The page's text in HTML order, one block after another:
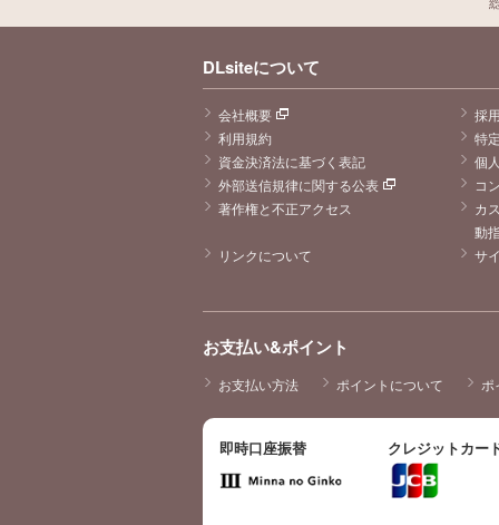
DLsiteについて
会社概要
採
利用規約
特
資金決済法に基づく表記
個
外部送信規律に関する公表
コ
著作権と不正アクセス
カ
動
リンクについて
サ
お支払い&ポイント
お支払い方法 ポイントについて ポ
即時口座振替 クレジットカー